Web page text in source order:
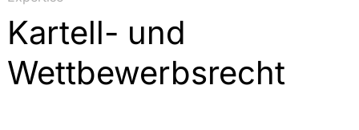
Kartell- und
Wettbewerbs­recht